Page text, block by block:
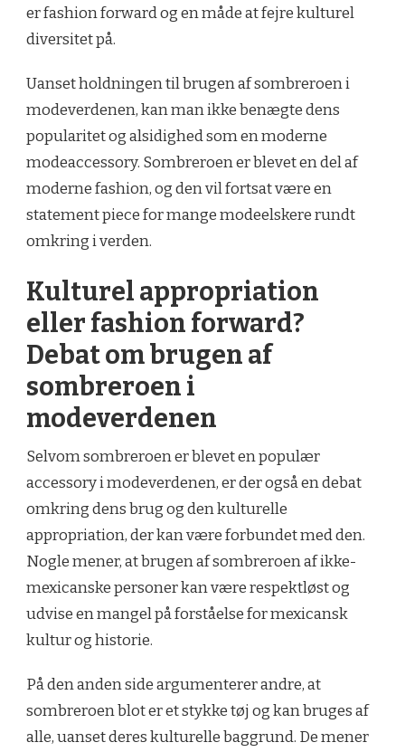
er fashion forward og en måde at fejre kulturel
diversitet på.
Uanset holdningen til brugen af sombreroen i
modeverdenen, kan man ikke benægte dens
popularitet og alsidighed som en moderne
modeaccessory. Sombreroen er blevet en del af
moderne fashion, og den vil fortsat være en
statement piece for mange modeelskere rundt
omkring i verden.
Kulturel appropriation
eller fashion forward?
Debat om brugen af
sombreroen i
modeverdenen
Selvom sombreroen er blevet en populær
accessory i modeverdenen, er der også en debat
omkring dens brug og den kulturelle
appropriation, der kan være forbundet med den.
Nogle mener, at brugen af sombreroen af ikke-
mexicanske personer kan være respektløst og
udvise en mangel på forståelse for mexicansk
kultur og historie.
På den anden side argumenterer andre, at
sombreroen blot er et stykke tøj og kan bruges af
alle, uanset deres kulturelle baggrund. De mener